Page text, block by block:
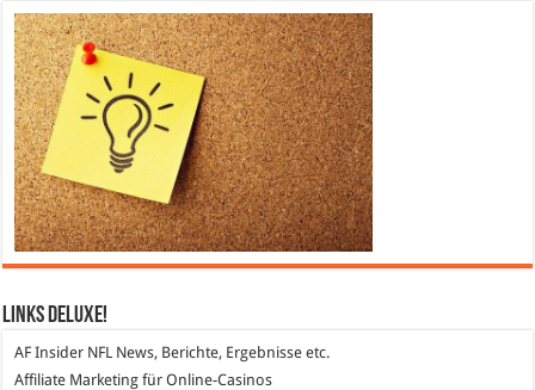
Links DeLuXe!
AF Insider NFL News, Berichte, Ergebnisse etc.
Affiliate Marketing für Online-Casinos